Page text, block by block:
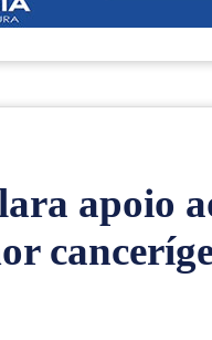
apoio